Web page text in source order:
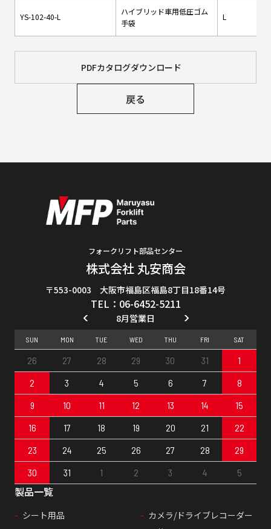
YS-102-40-L
ハイブリッド車用低圧ゴム
手袋
L
PDFカタログダウンロード
戻る
フォークリフト部品センター
株式会社 丸安商会
〒553-0003 大阪市福島区福島8丁目18番14号
TEL：06-6452-5211
製品一覧
シート用品
カメラ/ドライブレコーダー
8月営業日
SUN MON TUE WED THU FRI SAT
26 27 28 29 30 31
1
2
3 4 5 6 7
8
9
10 11 12 13 14
15
16
17 18 19 20 21
22
23
24 25 26 27 28
29
30
31 1 2 3 4 5